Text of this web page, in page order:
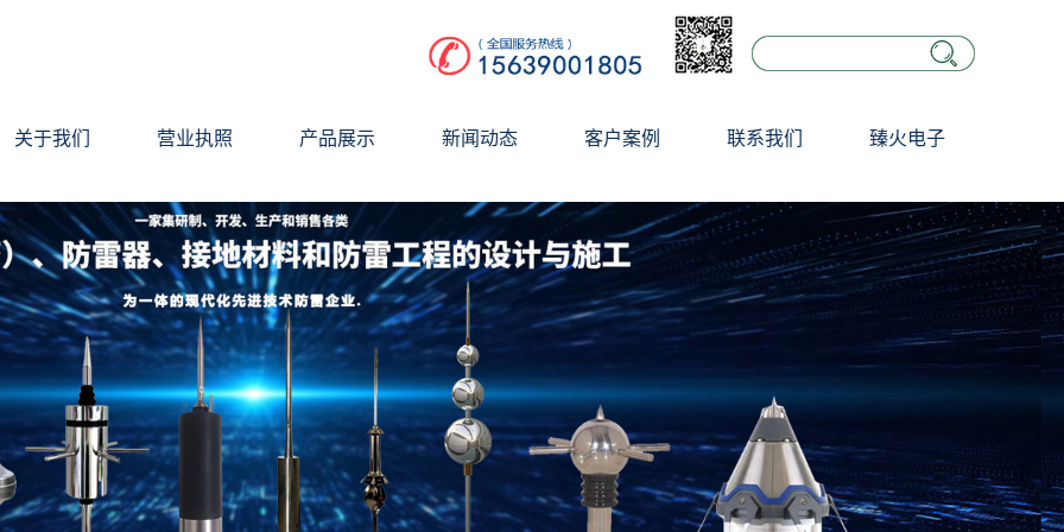
关于我们 营业执照 产品展示 新闻动态 客户案例 联系我们 臻火电子